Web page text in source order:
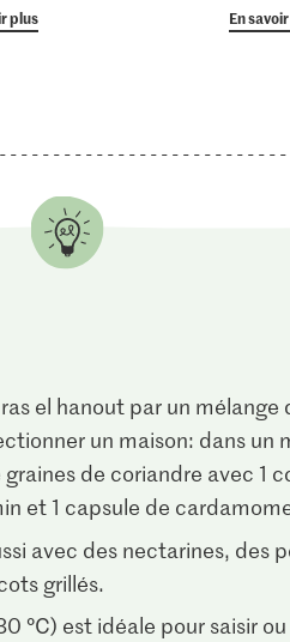
plus En
el hanout par un mélange
un maison: dans un
de coriandre avec 1
et 1 capsule de
avec des nectarines, des
grillés.
°C) est idéale pour saisir